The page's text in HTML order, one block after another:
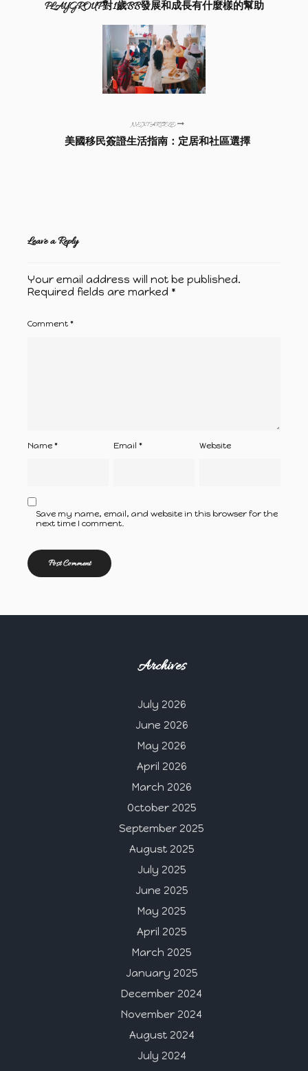
PLAYGROUP對1歲BB發展和成長有什麼樣的幫助
NEXT ARTICLE
美國移民簽證生活指南：定居和社區選擇
Leave a Reply
Your email address will not be published.
Required fields are marked *
Comment *
Name * Email* Website
Save my name, email, and website in this browser for the
next time I comment.
Archives
July 2026
June 2026
May 2026
April 2026
March 2026
October 2025
September 2025
August 2025
July 2025
June 2025
May 2025
April 2025
March 2025
January 2025
December 2024
November 2024
August 2024
July 2024